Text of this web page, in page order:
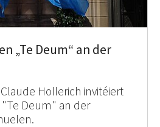
„Te Deum“ an der
Hollerich invitéiert
Deum" an der